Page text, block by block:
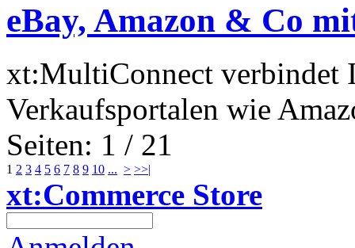
eBay, Amazon & Co
xt:MultiConnect verbindet
Verkaufsportalen wie
Seiten: 1 / 21
1 2 3 4 5 6 7 8 9 10 ... > >>|
xt:Commerce Store